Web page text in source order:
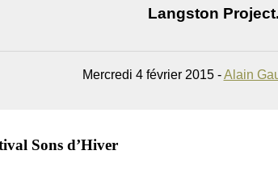
Langston Project.
Mercredi 4 février 2015 -Alain
Sons d’Hiver